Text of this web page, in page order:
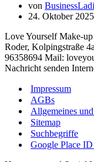
von
24. Oktober 2025
Love Yourself Make-
Roder, Kolpingstraße
96358694 Mail:
Nachricht senden
Impressum
AGBs
Allgemeines
Sitemap
Suchbegriffe
Google Place ID